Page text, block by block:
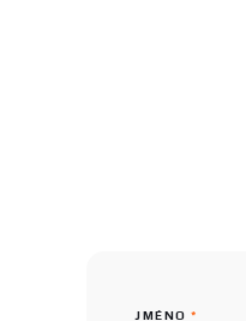
JMÉNO *